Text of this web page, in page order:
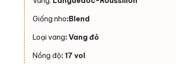
Giống nho:Blend
Loại vang: Vang đỏ
Nồng độ: 17 vol